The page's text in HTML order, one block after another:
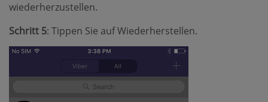
wiederherzustellen.
Schritt 5: Tippen Sie auf Wiederherstellen.